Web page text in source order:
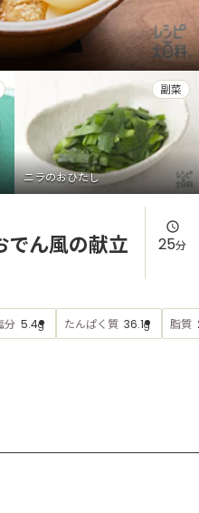
ニラのおひたし
副菜
でん風の献立 25分
分 5.4g たんぱく質 36.1g 脂質